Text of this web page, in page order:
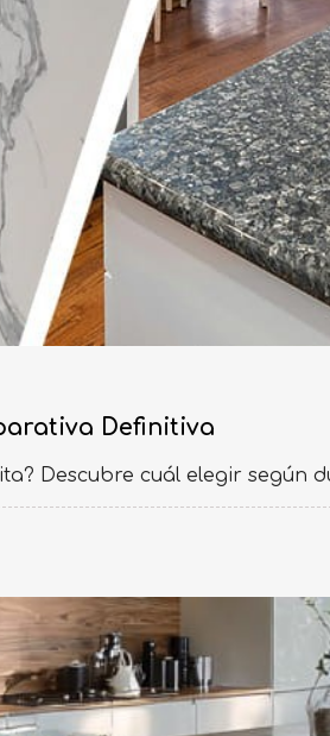
Definitiva
Descubre cuál elegir según